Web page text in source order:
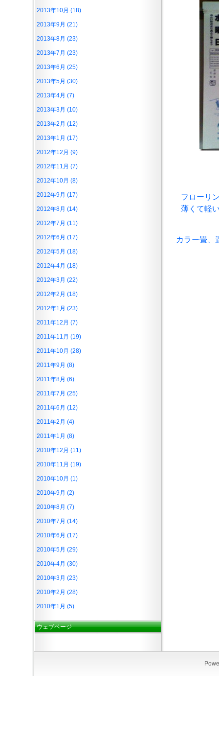
フローリ
薄くて軽
カラー畳、
2013年10月 (18)
2013年9月 (21)
2013年8月 (23)
2013年7月 (23)
2013年6月 (25)
2013年5月 (30)
2013年4月 (7)
2013年3月 (10)
2013年2月 (12)
2013年1月 (17)
2012年12月 (9)
2012年11月 (7)
2012年10月 (8)
2012年9月 (17)
2012年8月 (14)
2012年7月 (11)
2012年6月 (17)
2012年5月 (18)
2012年4月 (18)
2012年3月 (22)
2012年2月 (18)
2012年1月 (23)
2011年12月 (7)
2011年11月 (19)
2011年10月 (28)
2011年9月 (8)
2011年8月 (6)
2011年7月 (25)
2011年6月 (12)
2011年2月 (4)
2011年1月 (8)
2010年12月 (11)
2010年11月 (19)
2010年10月 (1)
2010年9月 (2)
2010年8月 (7)
2010年7月 (14)
2010年6月 (17)
2010年5月 (29)
2010年4月 (30)
2010年3月 (23)
2010年2月 (28)
2010年1月 (5)
ウェブページ